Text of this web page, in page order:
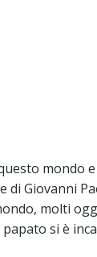
Giovanni
molti
si è